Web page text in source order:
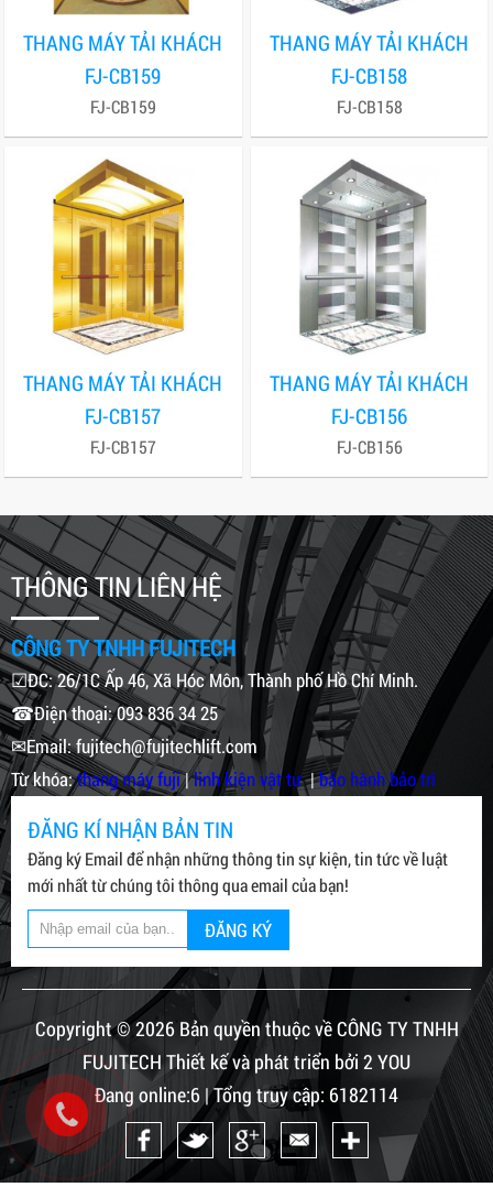
THANG MÁY TẢI KHÁCH
FJ-CB159
FJ-CB159
THANG MÁY TẢI KHÁCH
FJ-CB158
FJ-CB158
THANG MÁY TẢI KHÁCH
FJ-CB157
FJ-CB157
THANG MÁY TẢI KHÁCH
FJ-CB156
FJ-CB156
THÔNG TIN LIÊN HỆ
CÔNG TY TNHH FUJITECH
☑ĐC: 26/1C Ấp 46, Xã Hóc Môn, Thành phố Hồ Chí Minh.
☎Điện thoại: 093 836 34 25
✉Email: fujitech@fujitechlift.com
Từ khóa:thang máy fuji|linh kiện vật tư|bảo hành bảo trì
ĐĂNG KÍ NHẬN BẢN TIN
Đăng ký Email để nhận những thông tin sự kiện, tin tức về luật
mới nhất từ chúng tôi thông qua email của bạn!
ĐĂNG KÝ
Copyright © 2026 Bản quyền thuộc về CÔNG TY TNHH
FUJITECH Thiết kế và phát triển bởi 2 YOU
Đang online:6 | Tổng truy cập: 6182114